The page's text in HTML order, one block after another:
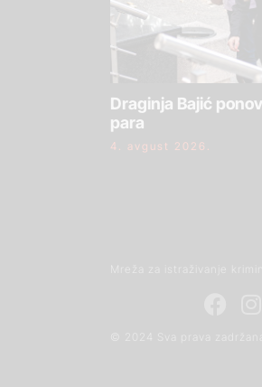
Draginja Bajić
para
4. avgust 2026.
Mreža za istraživanje
© 2024 Sva prava zadržana